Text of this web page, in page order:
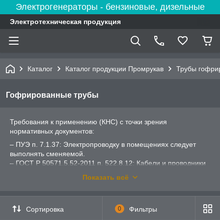
Электрогенераторы - бензиновые, дизельные
Электротехническая продукция
Каталог Каталог продукции Промрукав Трубы
Гофрированные трубы
Требования к применению (КНС) с точки зрения
нормативных документов:
– ПУЭ п. 7.1.37: Электропроводку в помещениях следует
выполнять сменяемой.
– ГОСТ Р 50571.5.52-2011 п. 522.8.12: Кабели и проводники
– ГОСТ Р 50571.5.52-2011 п. 522.8.13: Кабели, шины и
таким образом, чтобы их перемещение не вызывало
Показать всё
Сортировка 0 Фильтры